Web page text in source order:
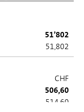
51’802
51,802
CHF
506,60
514,60